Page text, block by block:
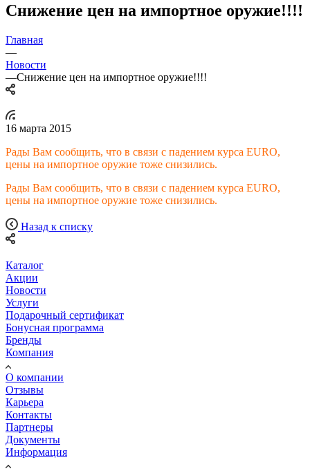
Снижение цен на импортное оружие!!!!
Главная
—
Новости
—Снижение цен на импортное оружие!!!!
16 марта 2015
Рады Вам сообщить, что в связи с падением курса EURO,
цены на импортное оружие тоже снизились.
Рады Вам сообщить, что в связи с падением курса EURO,
цены на импортное оружие тоже снизились.
Назад к списку
Каталог
Акции
Новости
Услуги
Подарочный сертификат
Бонусная программа
Бренды
Компания
О компании
Отзывы
Карьера
Контакты
Партнеры
Документы
Информация